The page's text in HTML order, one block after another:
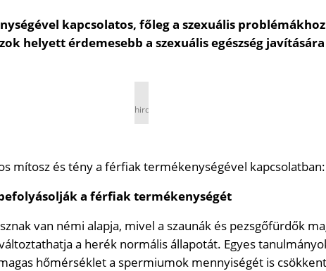
kapcsolatos, főleg a szexuális problémákhoz
helyett érdemesebb a szexuális egészség javítására
hirdetés
mítosz és tény a férfiak termékenységével kapcsolatban:
a férfiak termékenységét
van némi alapja, mivel a szaunák és pezsgőfürdők
a herék normális állapotát. Egyes
hőmérséklet a spermiumok mennyiségét is